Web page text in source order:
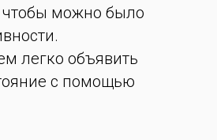
чтобы можно было
легко объявить
с помощью